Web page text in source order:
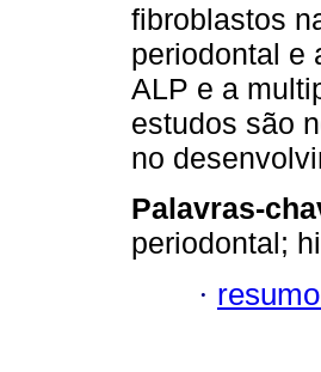
fibroblastos
periodontal e
ALP e a
estudos são
no
Palavras-
periodontal;
·